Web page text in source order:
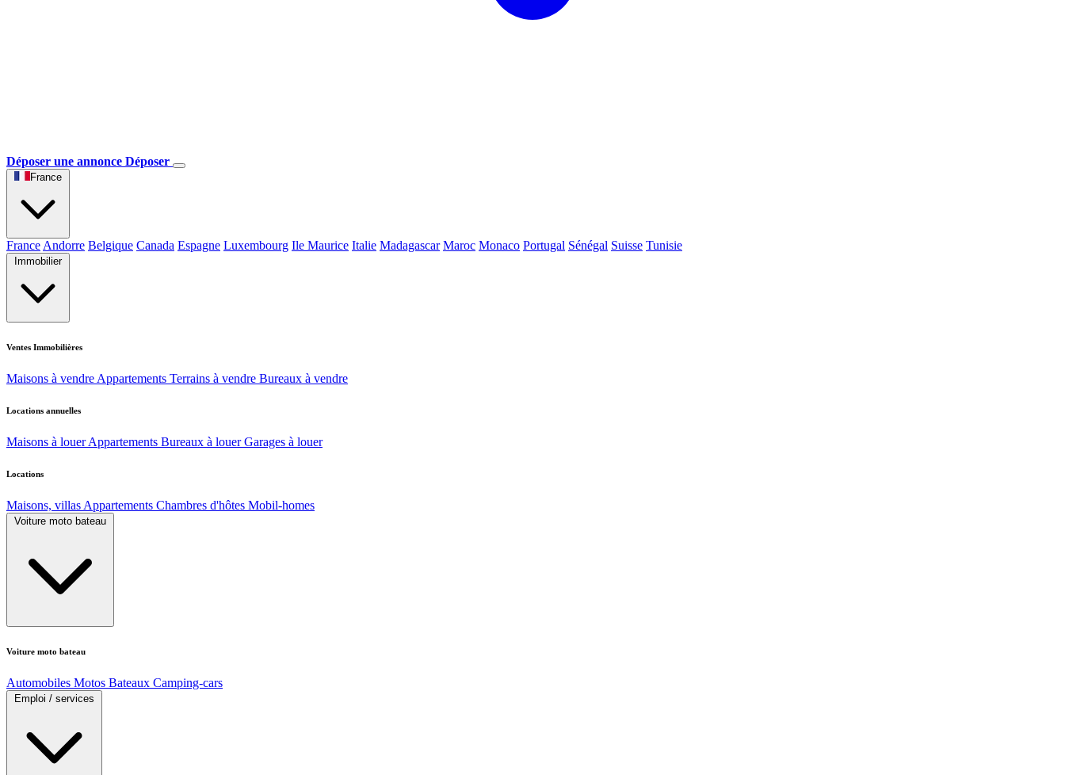
Déposer une annonce Déposer
France
France Andorre Belgique Canada Espagne Luxembourg Ile Maurice Italie Madagascar Maroc Monaco Portugal Sénégal Suisse Tunisie
Immobilier
Ventes Immobilières
Maisons à vendre Appartements Terrains à vendre Bureaux à vendre
Locations annuelles
Maisons à louer Appartements Bureaux à louer Garages à louer
Locations
Maisons, villas Appartements Chambres d'hôtes Mobil-homes
Voiture moto bateau
Voiture moto bateau
Automobiles Motos Bateaux Camping-cars
Emploi / services